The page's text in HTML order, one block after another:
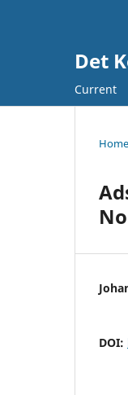
Det
Current
Home
DOI: